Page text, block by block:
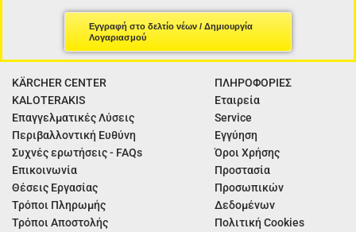
Εγγραφή στο δελτίο νέων / Δημιουργία
Λογαριασμού
KÄRCHER CENTER
KALOTERAKIS
Επαγγελματικές Λύσεις
Περιβαλλοντική Ευθύνη
Συχνές ερωτήσεις - FAQs
Επικοινωνία
Θέσεις Εργασίας
Τρόποι Πληρωμής
Τρόποι Αποστολής
ΠΛΗΡΟΦΟΡΙΕΣ
Εταιρεία
Service
Εγγύηση
Όροι Χρήσης
Προστασία
Προσωπικών
Δεδομένων
Πολιτική Cookies